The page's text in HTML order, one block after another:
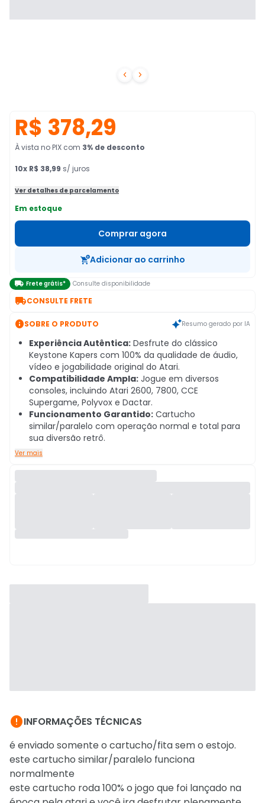
 
R$ 378,29
À vista no PIX com 3% de desconto
10x R$ 38,99 s/ juros
Ver detalhes de parcelamento
Em estoque
Comprar agora
Adicionar ao carrinho
 Frete grátis* Consulte disponibilidade
CONSULTE FRETE
SOBRE O PRODUTO Resumo gerado por IA
Experiência Autêntica: Desfrute do clássico
Keystone Kapers com 100% da qualidade de áudio,
vídeo e jogabilidade original do Atari.
Compatibilidade Ampla: Jogue em diversos
consoles, incluindo Atari 2600, 7800, CCE
Supergame, Polyvox e Dactar.
Funcionamento Garantido: Cartucho
similar/paralelo com operação normal e total para
sua diversão retrô.
Ver mais
INFORMAÇÕES TÉCNICAS
é enviado somente o cartucho/fita sem o estojo.
este cartucho similar/paralelo funciona
normalmente
este cartucho roda 100% o jogo que foi lançado na